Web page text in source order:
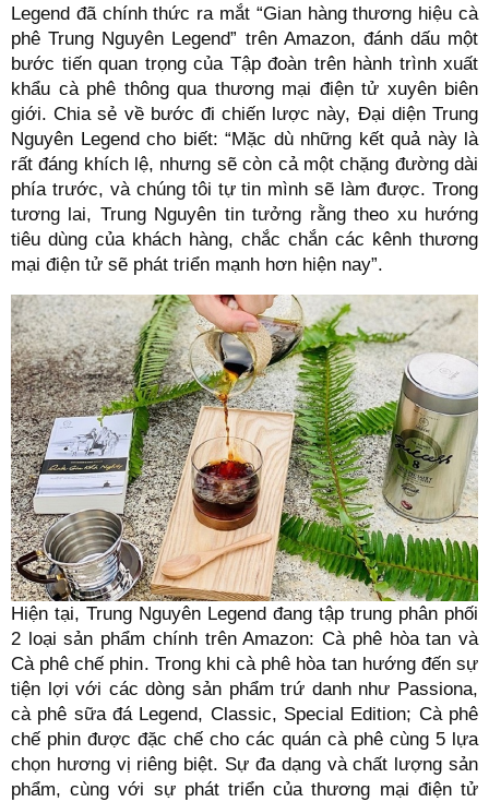
Legend đã chính thức ra mắt “Gian hàng thương hiệu cà
phê Trung Nguyên Legend” trên Amazon, đánh dấu một
bước tiến quan trọng của Tập đoàn trên hành trình xuất
khẩu cà phê thông qua thương mại điện tử xuyên biên
giới. Chia sẻ về bước đi chiến lược này, Đại diện Trung
Nguyên Legend cho biết: “Mặc dù những kết quả này là
rất đáng khích lệ, nhưng sẽ còn cả một chặng đường dài
phía trước, và chúng tôi tự tin mình sẽ làm được. Trong
tương lai, Trung Nguyên tin tưởng rằng theo xu hướng
tiêu dùng của khách hàng, chắc chắn các kênh thương
mại điện tử sẽ phát triển mạnh hơn hiện nay”.
Hiện tại, Trung Nguyên Legend đang tập trung phân phối
2 loại sản phẩm chính trên Amazon: Cà phê hòa tan và
Cà phê chế phin. Trong khi cà phê hòa tan hướng đến sự
tiện lợi với các dòng sản phẩm trứ danh như Passiona,
cà phê sữa đá Legend, Classic, Special Edition; Cà phê
chế phin được đặc chế cho các quán cà phê cùng 5 lựa
chọn hương vị riêng biệt. Sự đa dạng và chất lượng sản
phẩm, cùng với sự phát triển của thương mại điện tử